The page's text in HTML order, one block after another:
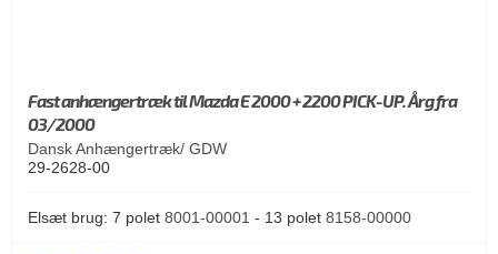
Fast anhængertræk til Mazda E 2000 + 2200 PICK-UP. Årg fra
03/2000
Dansk Anhængertræk/ GDW
29-2628-00
Elsæt brug: 7 polet 8001-00001 - 13 polet 8158-00000